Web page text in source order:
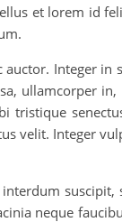
et lorem id
Integer
ullamcorper
velit. Integer
neque